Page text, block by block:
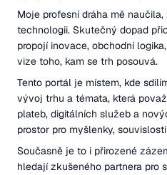
Moje profesní dráha mě
technologii. Skutečný dopad
propojí inovace, obchodní
vize toho, kam se trh posouvá.
Tento portál je místem, kde
vývoj trhu a témata, která
plateb, digitálních služeb a
prostor pro myšlenky,
Současně je to i přirozené
hledají zkušeného partnera pro